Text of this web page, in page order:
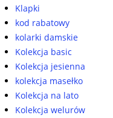
Klapki
kod rabatowy
kolarki damskie
Kolekcja basic
Kolekcja jesienna
kolekcja masełko
Kolekcja na lato
Kolekcja welurów